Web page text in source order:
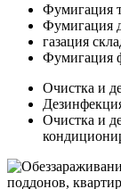
Фумигация
Фумигация
газация
Фумигация
Очистка и
Очистка и